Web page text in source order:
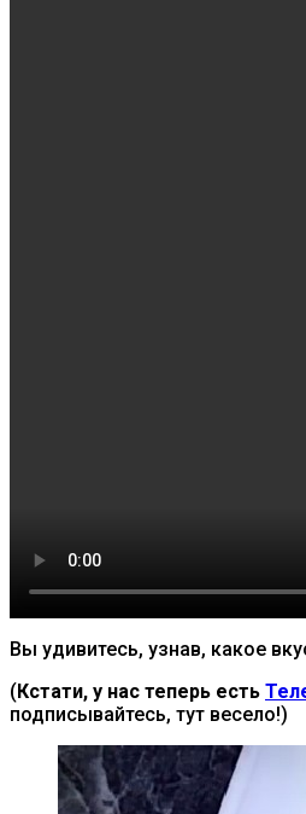
Вы удивитесь, узнав, какое
( Кстати, у нас теперь есть
подписывайтесь, тут весело!)